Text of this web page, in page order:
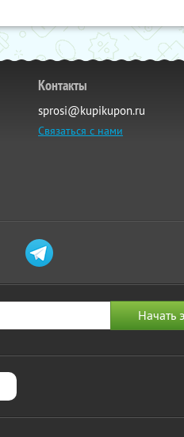
Контакты
sprosi@kupikupon.ru
Связаться с нами